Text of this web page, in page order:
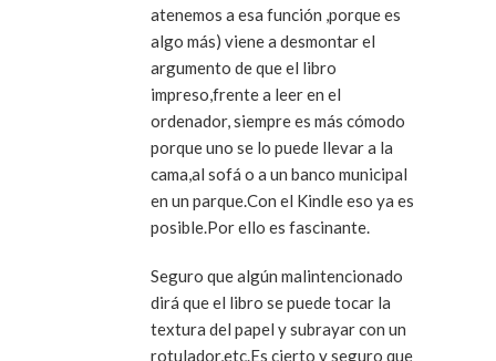
atenemos a esa función ,porque es
algo más) viene a desmontar el
argumento de que el libro
impreso,frente a leer en el
ordenador, siempre es más cómodo
porque uno se lo puede llevar a la
cama,al sofá o a un banco municipal
en un parque.Con el Kindle eso ya es
posible.Por ello es fascinante.
Seguro que algún malintencionado
dirá que el libro se puede tocar la
textura del papel y subrayar con un
rotulador,etc.Es cierto y seguro que